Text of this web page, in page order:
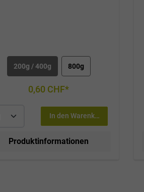
200g / 400g 800g
0,60 CHF*
In den Warenkorb
Produktinformationen